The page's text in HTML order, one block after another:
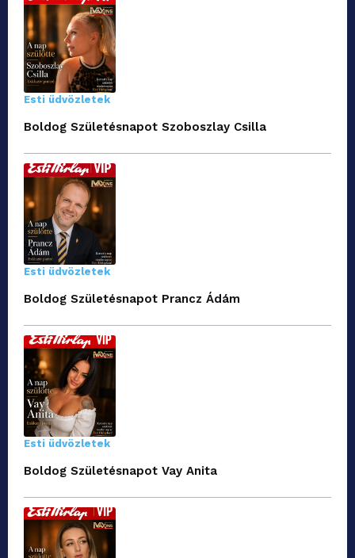
Esti üdvözletek
Boldog Születésnapot Szoboszlay Csilla
Esti üdvözletek
Boldog Születésnapot Prancz Ádám
Esti üdvözletek
Boldog Születésnapot Vay Anita